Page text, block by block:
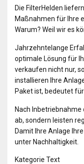
Die FilterHelden
Maßnahmen für Ihre
Warum? Weil wir es
Jahrzehntelange
optimale Lösung für
verkaufen nicht nur,
installieren Ihre
Paket ist, bedeutet
Nach
ab, sondern leisten
Damit Ihre Anlage
unter Nachhaltigkeit.
Kategorie Text